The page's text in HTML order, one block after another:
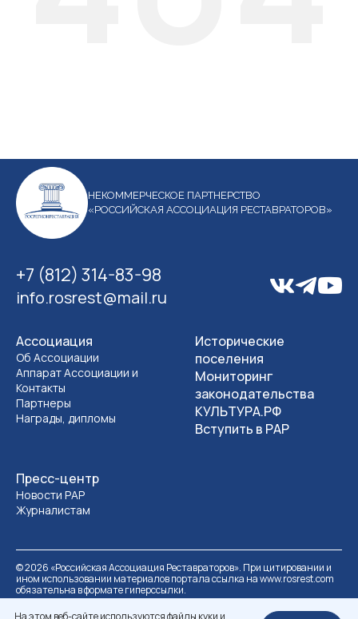
На этом веб-сайте используются файлы куки и
НЕКОММЕРЧЕСКОЕ ПАРТНЕРСТВО
«РОССИЙСКАЯ АССОЦИАЦИЯ РЕСТАВРАТОРОВ»
+7 (812) 314-83-98
info.rosrest@mail.ru
Ассоциация
Об Ассоциации
Аппарат Ассоциации и
Контакты
Партнеры
Награды, дипломы
Пресс-центр
Новости РАР
Журналистам
Исторические
поселения
Мониторинг
законодательства
КУЛЬТУРА.РФ
Вступить в РАР
©2026 «Российская Ассоциация Реставраторов». При цитировании и
ином использовании материалов портала ссылка на www.rosrest.com
обязательна в формате гиперссылки.
Политика обработки персональных данных
Разработка сайта